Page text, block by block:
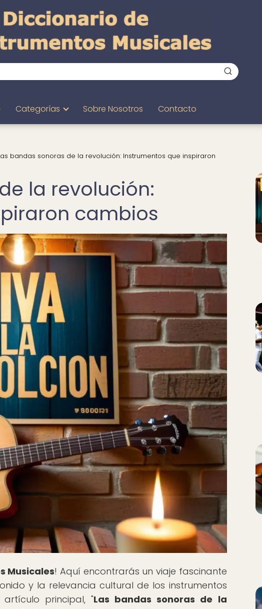
Categorías Sobre Nosotros Contacto
bandas sonoras de la revolución: Instrumentos que inspiraron
la revolución:
cambios
Musicales! Aquí encontrarás un viaje fascinante
y la relevancia cultural de los instrumentos
principal, "Las bandas sonoras de la